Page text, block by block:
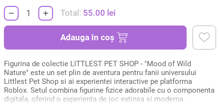
Total: 55.00 lei
Adauga în coș
Figurina de colectie LITTLEST PET SHOP - "Mood of Wild
Nature" este un set plin de aventura pentru fanii universului
Littlest Pet Shop si ai experientei interactive pe platforma
Roblox. Setul combina figurine fizice adorabile cu o componenta
digitala, oferind o experienta de joc extinsa si moderna.